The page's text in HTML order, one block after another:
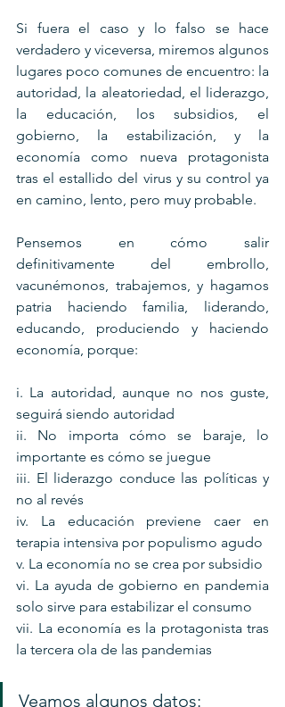
Si fuera el caso y lo falso se hace
verdadero y viceversa, miremos algunos
lugares poco comunes de encuentro: la
autoridad, la aleatoriedad, el liderazgo,
la educación, los subsidios, el
gobierno, la estabilización, y la
economía como nueva protagonista
tras el estallido del virus y su control ya
en camino, lento, pero muy probable.
Pensemos en cómo salir
definitivamente del embrollo,
vacunémonos, trabajemos, y hagamos
patria haciendo familia, liderando,
educando, produciendo y haciendo
economía, porque:
i. La autoridad, aunque no nos guste,
seguirá siendo autoridad
ii. No importa cómo se baraje, lo
importante es cómo se juegue
iii. El liderazgo conduce las políticas y
no al revés
iv. La educación previene caer en
terapia intensiva por populismo agudo
v. La economía no se crea por subsidio
vi. La ayuda de gobierno en pandemia
solo sirve para estabilizar el consumo
vii. La economía es la protagonista tras
la tercera ola de las pandemias
Veamos algunos datos: